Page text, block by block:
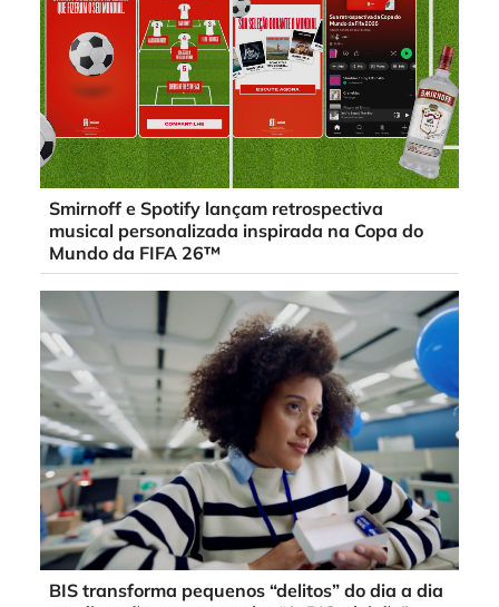
Smirnoff e Spotify lançam retrospectiva
musical personalizada inspirada na Copa do
Mundo da FIFA 26™
BIS transforma pequenos “delitos” do dia a dia